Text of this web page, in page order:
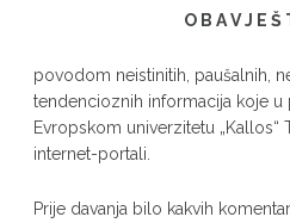
O B A V J E Š
povodom neistinitih, paušalnih,
tendencioznih informacija koje
Evropskom univerzitetu „Kallos“
internet-portali.
Prije davanja bilo kakvih